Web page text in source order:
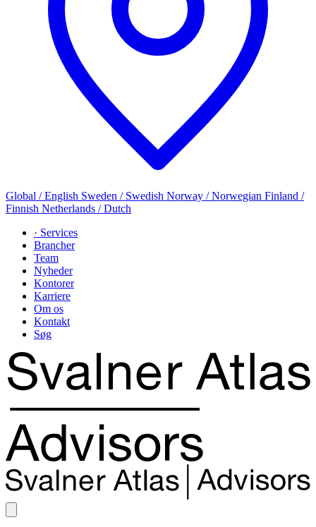
Global / English Sweden / Swedish Norway / Norwegian Finland /
Finnish Netherlands / Dutch
· Services
Brancher
Team
Nyheder
Kontorer
Karriere
Om os
Kontakt
Søg